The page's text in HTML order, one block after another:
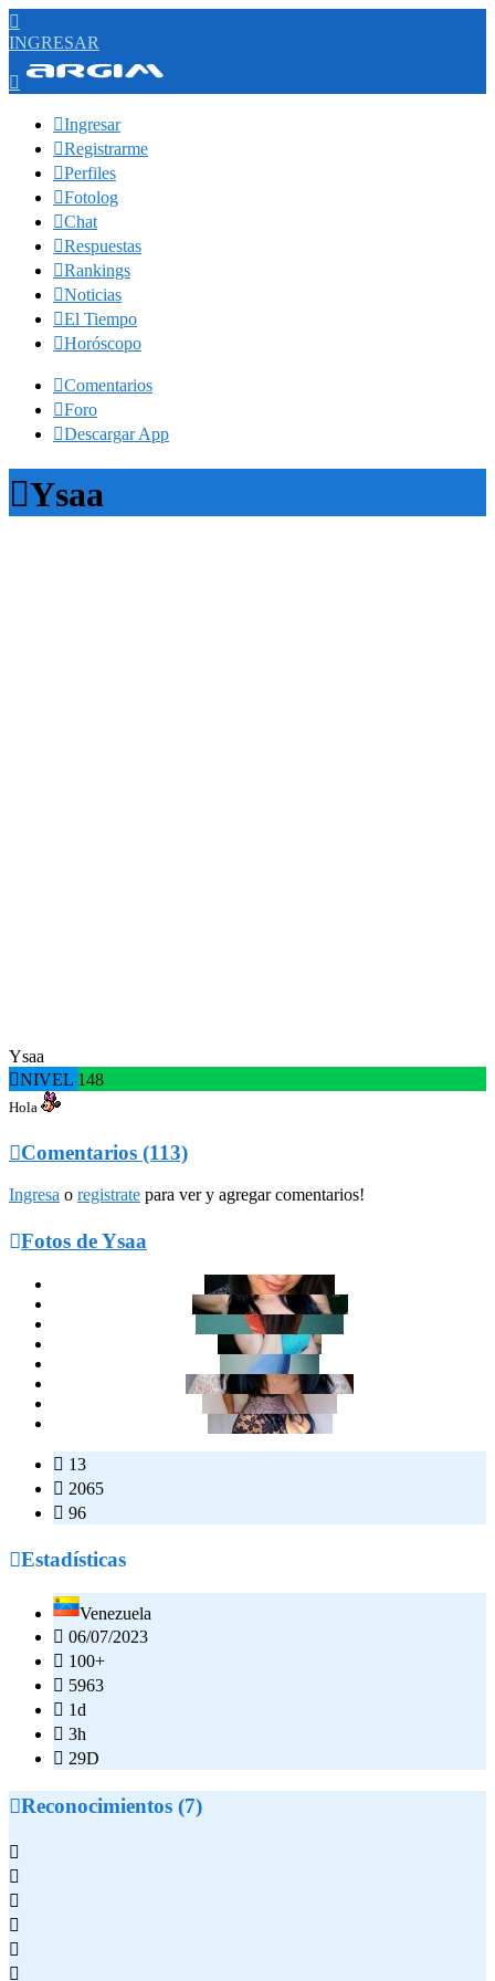

INGRESAR

Ingresar
Registrarme
Perfiles
Fotolog
Chat
Respuestas
Rankings
Noticias
El Tiempo
Horóscopo
Comentarios
Foro
Descargar App
Ysaa
Ysaa
NIVEL 148
Hola
Comentarios (113)
Ingresa o registrate para ver y agregar comentarios!
Fotos de Ysaa
 13
 2065
 96
Estadísticas
Venezuela
 06/07/2023
 100+
 5963
 1d
 3h
 29D
Reconocimientos (7)





